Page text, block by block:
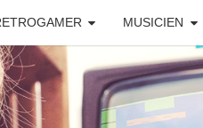
MUSICIEN